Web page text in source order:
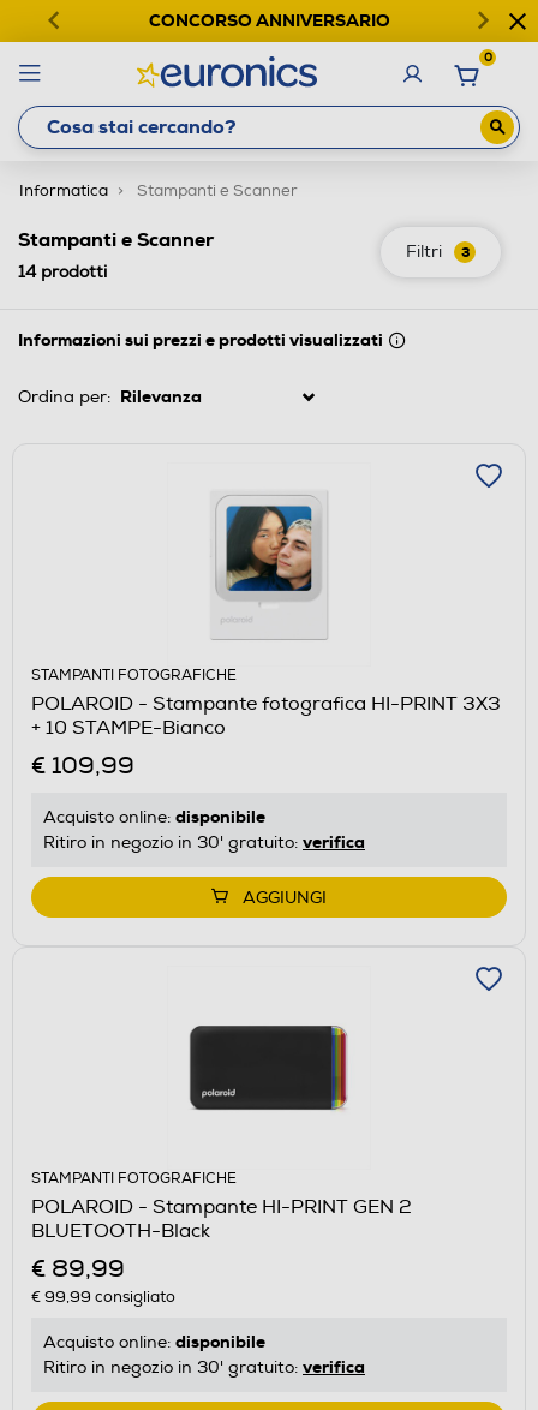
CONCORSO ANNIVERSARIO
0
Informatica Stampanti e Scanner
Filtri 3
Stampanti e Scanner
14prodotti
Informazioni sui prezzi e prodotti visualizzati
Ordina per:
STAMPANTI FOTOGRAFICHE
POLAROID - Stampante fotografica HI-PRINT 3X3
+ 10 STAMPE-Bianco
€ 109,99
Acquisto online: disponibile
Ritiro in negozio in 30' gratuito: verifica
AGGIUNGI
STAMPANTI FOTOGRAFICHE
POLAROID - Stampante HI-PRINT GEN 2
BLUETOOTH-Black
€ 89,99
€ 99,99 consigliato
Acquisto online: disponibile
Ritiro in negozio in 30' gratuito: verifica